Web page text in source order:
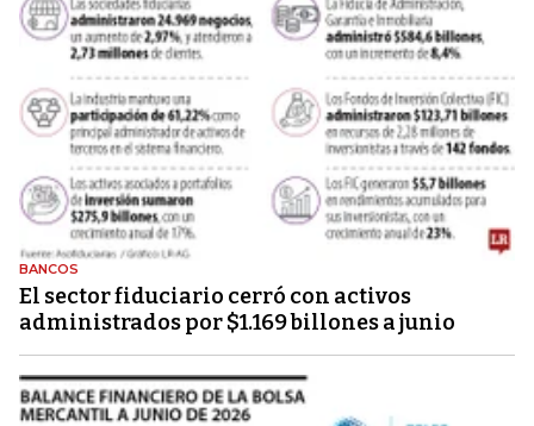
BANCOS
El sector fiduciario cerró con activos
administrados por $1.169 billones a junio